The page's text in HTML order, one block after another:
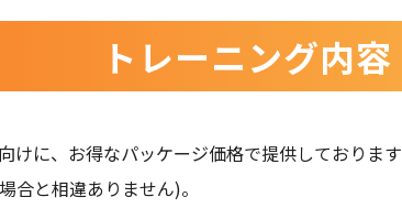
トレーニング内容
に、お得なパッケージ価格で提供しております
合と相違ありません)。